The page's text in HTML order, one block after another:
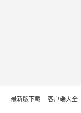
最新版下载 客户端大全